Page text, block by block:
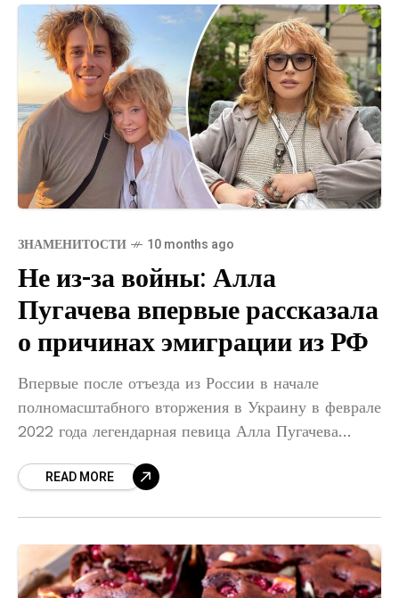
ЗНАМЕНИТОСТИ 10 months ago
Не из-за войны: Алла
Пугачева впервые рассказала
о причинах эмиграции из РФ
Впервые после отъезда из России в начале
полномасштабного вторжения в Украину в феврале
2022 года легендарная певица Алла Пугачева
покинула страну, и выразила свою
READ MORE